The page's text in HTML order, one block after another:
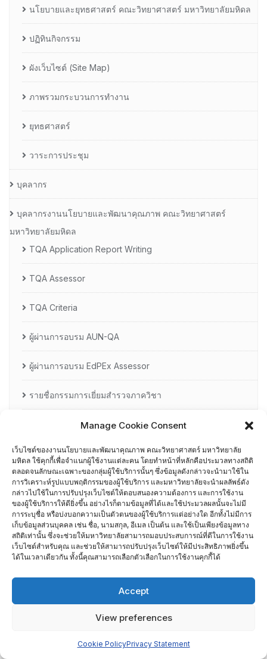
Manage Cookie Consent
เว็บไซต์ของงานนโยบายและพัฒนาคุณภาพ คณะวิทยาศาสตร์ มหาวิทยาลัย
มหิดล ใช้คุกกี้เพื่อจำแนกผู้ใช้งานแต่ละคน โดยทำหน้าที่หลักคือประมวลทางสถิติ
ตลอดจนลักษณะเฉพาะของกลุ่มผู้ใช้บริการนั้นๆ ซึ่งข้อมูลดังกล่าวจะนำมาใช้ใน
การวิเคราะห์รูปแบบพฤติกรรมของผู้ใช้บริการ และมหาวิทยาลัยจะนำผลลัพธ์ดัง
กล่าวไปใช้ในการปรับปรุงเว็บไซต์ให้ตอบสนองความต้องการ และการใช้งาน
ของผู้ใช้บริการให้ดียิ่งขึ้น อย่างไรก็ตามข้อมูลที่ได้และใช้ประมวลผลนั้นจะไม่มี
การระบุชื่อ หรือบ่งบอกความเป็นตัวตนของผู้ใช้บริการแต่อย่างใด อีกทั้งไม่มีการ
เก็บข้อมูลส่วนบุคคล เช่น ชื่อ, นามสกุล, อีเมล เป็นต้น และใช้เป็นเพียงข้อมูลทาง
สถิติเท่านั้น ซึ่งจะช่วยให้มหาวิทยาลัยสามารถมอบประสบการณ์ที่ดีในการใช้งาน
เว็บไซต์สำหรับคุณ และช่วยให้สามารถปรับปรุงเว็บไซต์ให้มีประสิทธิภาพยิ่งขึ้น
ได้ในเวลาเดียวกัน ทั้งนี้คุณสามารถเลือกตัวเลือกในการใช้งานคุกกี้ได้
Accept
View preferences
Cookie PolicyPrivacy Statement
นโยบายและยุทธศาสตร์ คณะวิทยาศาสตร์ มหาวิทยาลัยมหิดล
ปฏิทินกิจกรรม
ผังเว็บไซต์ (Site Map)
ภาพรวมกระบวนการทำงาน
ยุทธศาสตร์
วาระการประชุม
บุคลากร
บุคลากรงานนโยบายและพัฒนาคุณภาพ คณะวิทยาศาสตร์
มหาวิทยาลัยมหิดล
TQA Application Report Writing
TQA Assessor
TQA Criteria
ผู้ผ่านการอบรม AUN-QA
ผู้ผ่านการอบรม EdPEx Assessor
รายชื่อกรรมการเยี่ยมสำรวจภาควิชา
อื่น ๆ
กรรมการบริหารความเสี่ยง
การอบรมพัฒนาหัวหน้าภาควิชา (HDP)
คณะกรรมการรับเรื่องร้องเรียน
คณะผู้บริหารคณะวิทยาศาสตร์ ที่ผ่านการอบรมด้านพัฒนา
คุณภาพ
คณะผู้บริหารคณะวิทยาศาสตร์ ปี 2558- 2562